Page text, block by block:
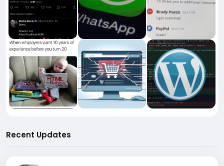
Recent Updates